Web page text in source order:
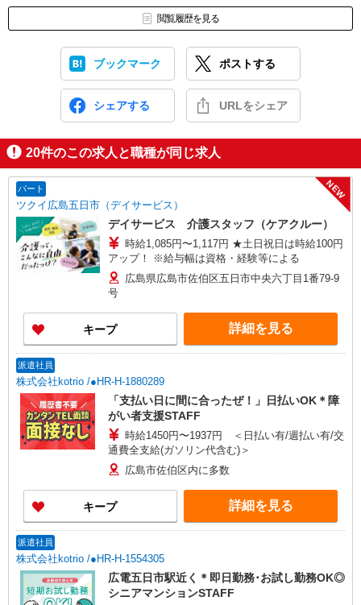
閲覧履歴を見る
ブックマーク ポストする
シェアする URLをシェア
20件のこの求人と職種が同じ求人
パート
ツクイ広島五日市（デイサービス）
NEW
デイサービス 介護スタッフ（ケアクルー）
時給1,085円〜1,117円 ★土日祝日は時給100円
アップ！ ※給与幅は資格・経験等による
広島県広島市佐伯区五日市中央六丁目1番79-9
号
キープ 詳細を見る
派遣社員
株式会社kotrio /●HR-H-1880289
「支払い日に間に合ったぜ！」日払いOK＊障
がい者支援STAFF
時給1450円〜1937円 ＜日払い有/週払い有/交
通費全支給(ガソリン代含む)＞
広島市佐伯区内に多数
キープ 詳細を見る
派遣社員
株式会社kotrio /●HR-H-1554305
広電五日市駅近く＊即日勤務･お試し勤務OK◎
シニアマンションSTAFF